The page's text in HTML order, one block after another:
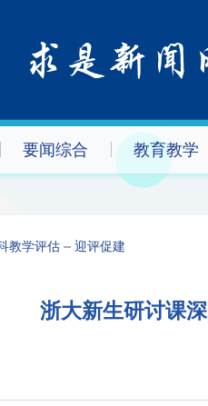
要闻综合 教育教学
教学评估 迎评促建
浙大新生研讨课